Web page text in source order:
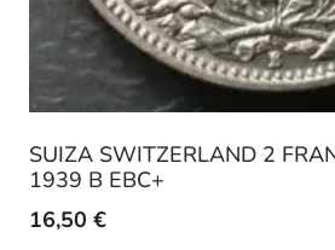
SUIZA SWITZERLAND 2
1939 B EBC+
16,50 €